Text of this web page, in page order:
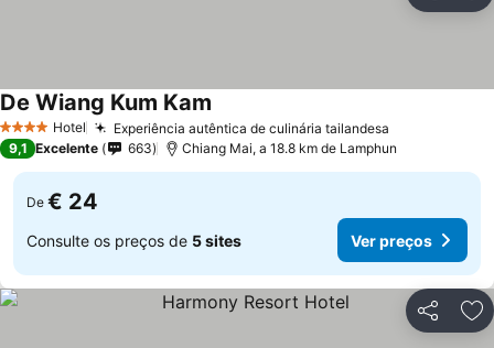
4 EstrelasHotel Experiência autêntica de culinária tailandesa
De Wiang Kum Kam
9,1 Excelente 663 Chiang Mai, a 18.8 km de Lamphun
De € 24
Consulte os preços de 5 sites Ver preços
Partilhar